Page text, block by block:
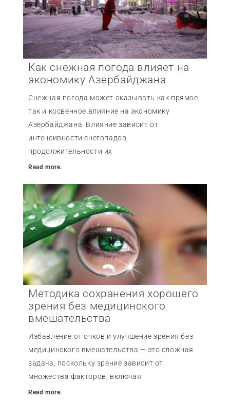
Как снежная погода влияет на
экономику Азербайджана
Снежная погода может оказывать как прямое,
так и косвенное влияние на экономику
Азербайджана. Влияние зависит от
интенсивности снегопадов,
продолжительности их
Read more.
Методика сохранения хорошего
зрения без медицинского
вмешательства
Избавление от очков и улучшение зрения без
медицинского вмешательства — это сложная
задача, поскольку зрение зависит от
множества факторов, включая
Read more.